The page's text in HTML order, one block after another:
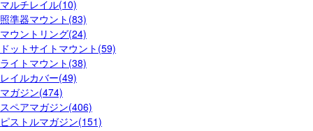
マルチレイル(10)
照準器マウント(83)
マウントリング(24)
ドットサイトマウント(59)
ライトマウント(38)
レイルカバー(49)
マガジン(474)
スペアマガジン(406)
ピストルマガジン(151)